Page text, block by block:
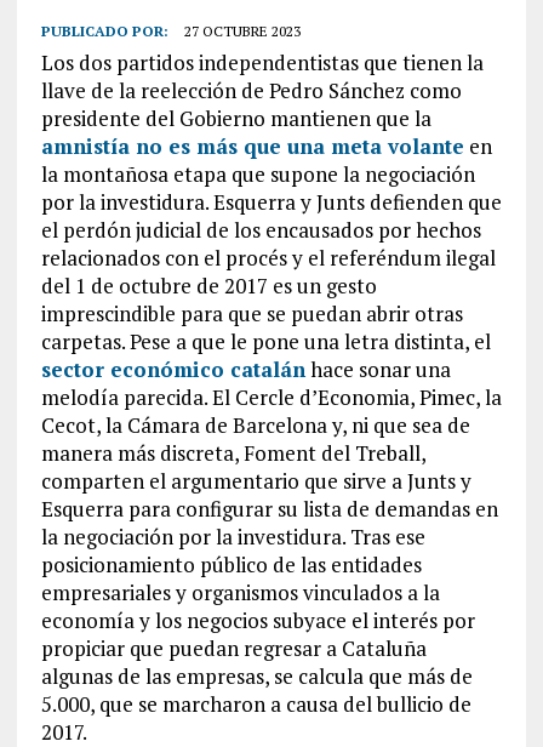
PUBLICADO POR: 27 OCTUBRE 2023
Los dos partidos independentistas que tienen la
llave de la reelección de Pedro Sánchez como
presidente del Gobierno mantienen que la
amnistía no es más que una meta volante en
la montañosa etapa que supone la negociación
por la investidura. Esquerra y Junts defienden que
el perdón judicial de los encausados por hechos
relacionados con el procés y el referéndum ilegal
del 1 de octubre de 2017 es un gesto
imprescindible para que se puedan abrir otras
carpetas. Pese a que le pone una letra distinta, el
sector económico catalánhace sonar una
melodía parecida. El Cercle d’Economia, Pimec, la
Cecot, la Cámara de Barcelona y, ni que sea de
manera más discreta, Foment del Treball,
comparten el argumentario que sirve a Junts y
Esquerra para configurar su lista de demandas en
la negociación por la investidura. Tras ese
posicionamiento público de las entidades
empresariales y organismos vinculados a la
economía y los negocios subyace el interés por
propiciar que puedan regresar a Cataluña
algunas de las empresas, se calcula que más de
5.000, que se marcharon a causa del bullicio de
2017.